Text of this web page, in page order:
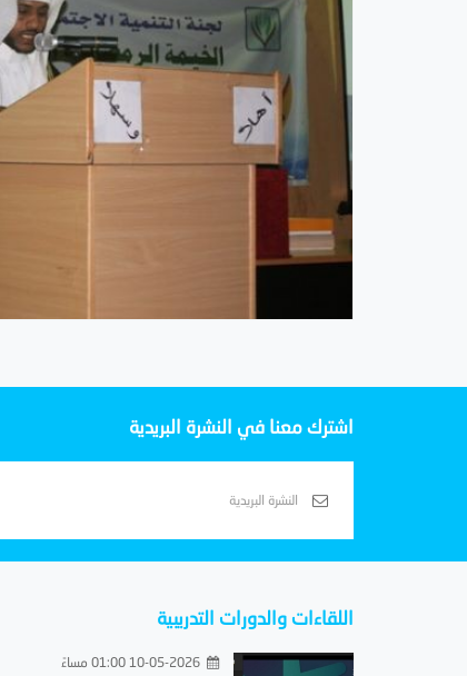
اشترك معنا في النشرة البريدية
اللقاءات والدورات التدريبية